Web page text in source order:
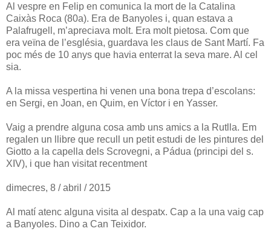
Al vespre en Felip en comunica la mort de la Catalina
Caixàs Roca (80a). Era de Banyoles i, quan estava a
Palafrugell, m’apreciava molt. Era molt pietosa. Com que
era veïna de l’església, guardava les claus de Sant Martí. Fa
poc més de 10 anys que havia enterrat la seva mare. Al cel
sia.
A la missa vespertina hi venen una bona trepa d’escolans:
en Sergi, en Joan, en Quim, en Víctor i en Yasser.
Vaig a prendre alguna cosa amb uns amics a la Rutlla. Em
regalen un llibre que recull un petit estudi de les pintures del
Giotto a la capella dels Scrovegni, a Pádua (principi del s.
XIV), i que han visitat recentment
dimecres, 8 / abril / 2015
Al matí atenc alguna visita al despatx. Cap a la una vaig cap
a Banyoles. Dino a Can Teixidor.